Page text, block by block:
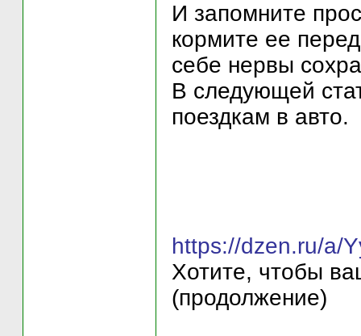
И запомните
кормите ее
себе нервы
В следующей
поездкам в авто.
https://dzen.ru/a/
Хотите, чтобы
(продолжение)